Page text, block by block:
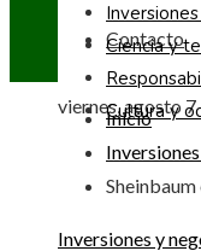
Contacto
viernes, agosto 7
Ciencia y
Cultura y
Inicio
Inversiones y